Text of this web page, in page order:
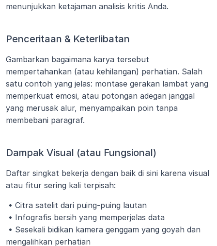
menunjukkan ketajaman analisis kritis Anda.
Penceritaan & Keterlibatan
Gambarkan bagaimana karya tersebut
mempertahankan (atau kehilangan) perhatian. Salah
satu contoh yang jelas: montase gerakan lambat yang
memperkuat emosi, atau potongan adegan janggal
yang merusak alur, menyampaikan poin tanpa
membebani paragraf.
Dampak Visual (atau Fungsional)
Daftar singkat bekerja dengan baik di sini karena visual
atau fitur sering kali terpisah:
• Citra satelit dari puing-puing lautan
• Infografis bersih yang memperjelas data
mengalihkan perhatian